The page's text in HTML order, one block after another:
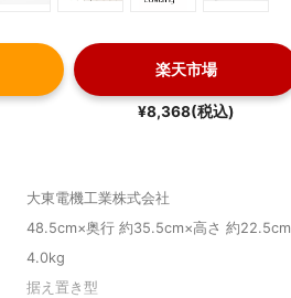
楽天市場
¥8,368(税込)
大東電機工業株式会社
48.5cm×奥行 約35.5cm×高さ 約22.5cm
4.0kg
据え置き型